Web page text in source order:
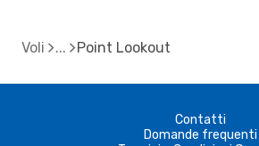
Voli Point Lookout
Contatti
Domande frequenti